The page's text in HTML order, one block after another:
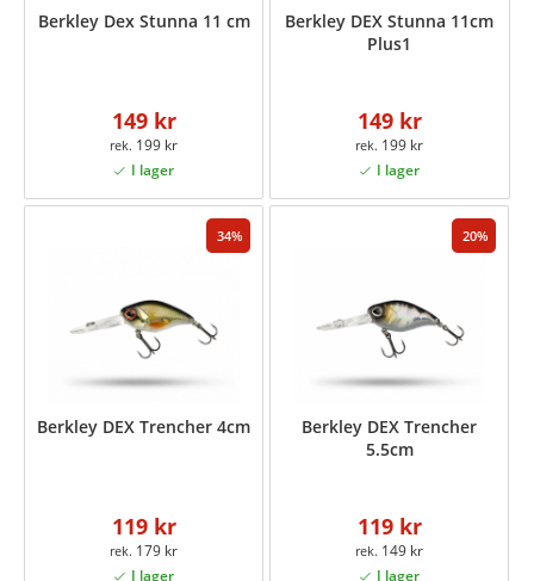
Berkley Dex Stunna 11 cm
149 kr
199 kr
Berkley DEX Stunna 11cm
Plus1
149 kr
199 kr
34
Berkley DEX Trencher 4cm
119 kr
179 kr
20
Berkley DEX Trencher
5.5cm
119 kr
149 kr